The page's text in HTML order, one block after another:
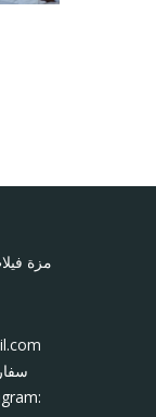
مزة